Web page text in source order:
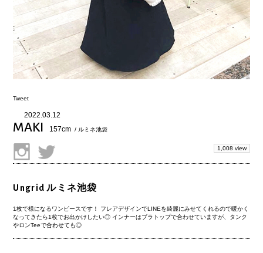
Tweet
2022.03.12
MAKI 157cm / ルミネ池袋
1,008 view
Ungrid ルミネ池袋
1枚で様になるワンピースです！ フレアデザインでLINEを綺麗にみせてくれるので暖かく
なってきたら1枚でお出かけしたい◎ インナーはブラトップで合わせていますが、タンク
やロンTeeで合わせても◎